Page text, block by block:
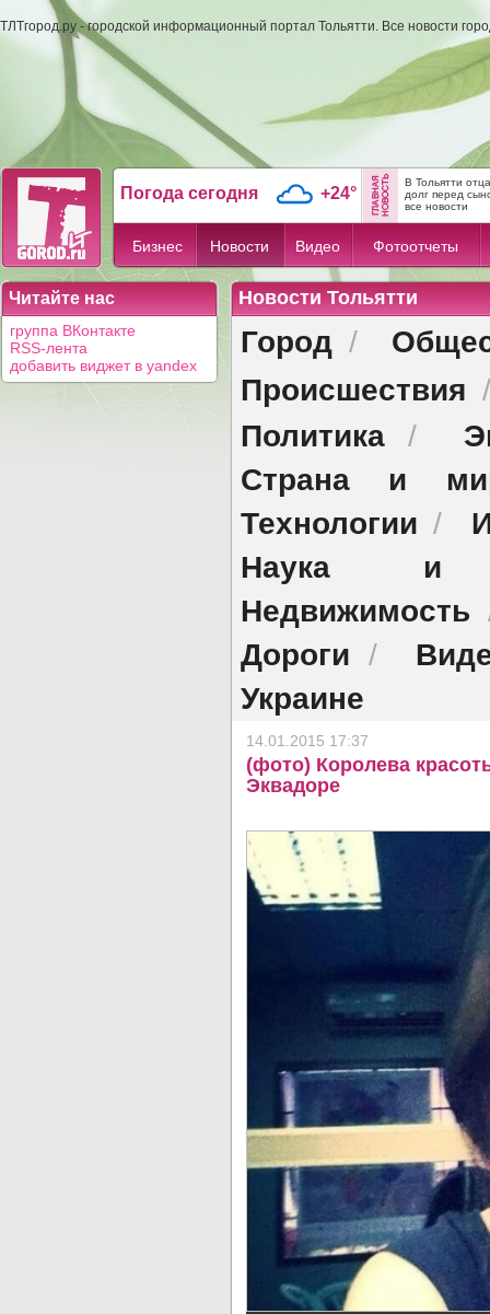
ТЛТгород.ру - городской информационный портал Тольятти. Все новости
Погода сегодня +24°
В Тольятти
долг перед
все новости
Бизнес Новости Видео Фотоотчеты
Читайте нас
группа ВКонтакте
RSS-лента
добавить виджет в yandex
Новости Тольятти
Город /
Происшествия
Политика /
Страна и
Технологии /
Наука и
Недвижимость
Дороги /
Украине
14.01.2015 17:37
(фото) Королева
Эквадоре